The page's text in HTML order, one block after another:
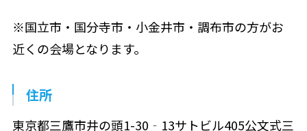
※国立市・国分寺市・小金井市・調布市の方がお
近くの会場となります。
住所
東京都三鷹市井の頭1-30‐13サトビル405公文式三